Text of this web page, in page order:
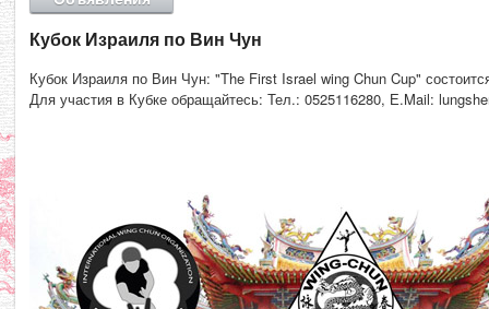
Кубок Израиля по Вин Чун
Кубок Израиля по Вин Чун: "The First Israel wing Chun Cup"
Для участия в Кубке обращайтесь: Тел.: 0525116280, Е.Mail: